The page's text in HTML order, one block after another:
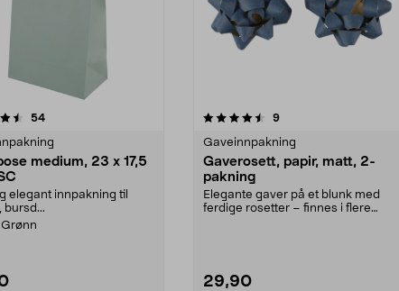
54anmeldelser
medium, 23 x 17,5
elegant innpakning til
bursd...
Grønn
4.5av 5 stjerner 9anmeldelser
Gaveinnpakning
Gaverosett, papir, matt, 2-
pakning
Elegante gaver på et blunk med
ferdige rosetter – finnes i flere
29,90
4.5av 5 stjerner